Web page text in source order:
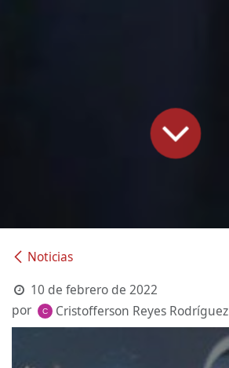
Noticias
10 de febrero de 2022
por
Cristofferson Reyes Rodríguez